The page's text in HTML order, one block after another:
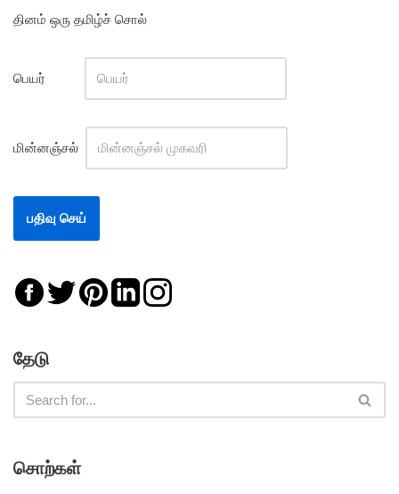
தினம் ஒரு தமிழ்ச் சொல்
பெயர்
மின்னஞ்சல்
தேடு
சொற்கள்